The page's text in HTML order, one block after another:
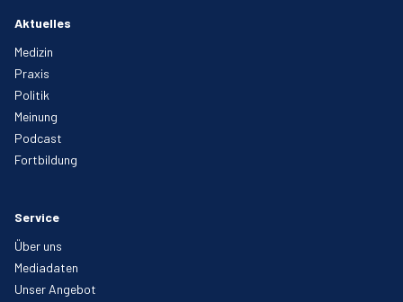
Aktuelles
Medizin
Praxis
Politik
Meinung
Podcast
Fortbildung
Service
Über uns
Mediadaten
Unser Angebot